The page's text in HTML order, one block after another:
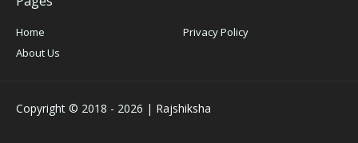
Home
Privacy Policy
About Us
Copyright © 2018 - 2026 | Rajshiksha